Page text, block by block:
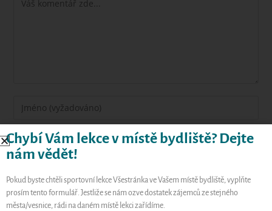
Chybí Vám lekce v místě bydliště? Dejte
nám vědět!
Pokud byste chtěli sportovní lekce Všestránka ve Vašem místě bydliště, vyplňte
prosím tento formulář. Jestliže se nám ozve dostatek zájemců ze stejného
města/vesnice, rádi na daném místě lekci zařídíme.